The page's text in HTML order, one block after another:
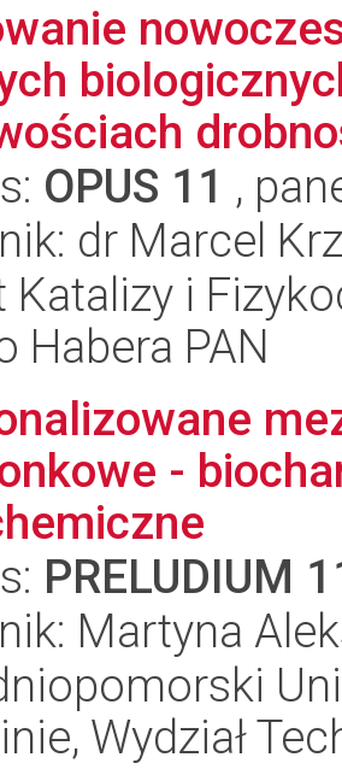
OPUS 11 ,
dr Marcel
Katalizy i
Habera PAN
-
PRELUDIUM
Martyna
Wydział